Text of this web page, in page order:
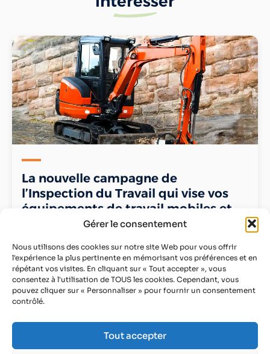
Gérer le consentement
Nous utilisons des cookies sur notre site Web pour vous offrir
l'expérience la plus pertinente en mémorisant vos préférences et en
répétant vos visites. En cliquant sur « Tout accepter », vous
consentez à l'utilisation de TOUS les cookies. Cependant, vous
pouvez cliquer sur « Personnaliser » pour fournir un consentement
contrôlé.
Tout accepter
La nouvelle campagne de
l’Inspection du Travail qui vise vos
équipements de travail mobiles et
de levage en 2026